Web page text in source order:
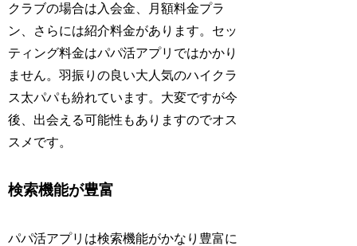
クラブの場合は入会金、月額料金プラ
ン、さらには紹介料金があります。セッ
ティング料金はパパ活アプリではかかり
ません。羽振りの良い大人気のハイクラ
ス太パパも紛れています。大変ですが今
後、出会える可能性もありますのでオス
スメです。
検索機能が豊富
パパ活アプリは検索機能がかなり豊富に